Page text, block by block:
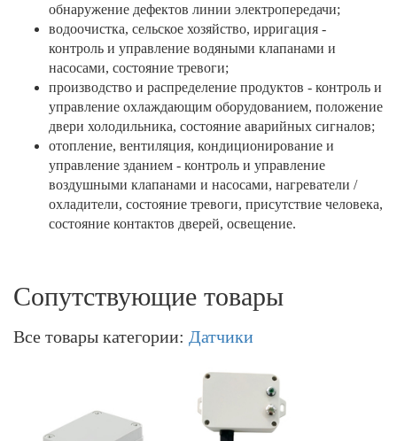
обнаружение дефектов линии электропередачи;
водоочистка, сельское хозяйство, ирригация -
контроль и управление водяными клапанами и
насосами, состояние тревоги;
производство и распределение продуктов - контроль и
управление охлаждающим оборудованием, положение
двери холодильника, состояние аварийных сигналов;
отопление, вентиляция, кондиционирование и
управление зданием - контроль и управление
воздушными клапанами и насосами, нагреватели /
охладители, состояние тревоги, присутствие человека,
состояние контактов дверей, освещение.
Сопутствующие товары
Все товары категории: Датчики